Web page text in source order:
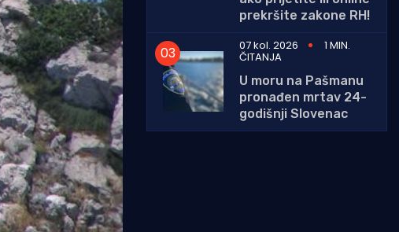
prekršite zakone RH!
07 kol. 2026
1 MIN.
ČITANJA
U moru na Pašmanu
pronađen mrtav 24-
godišnji Slovenac